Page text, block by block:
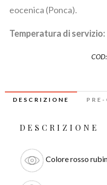
eocenica (Ponca).
Temperatura di servizio:
DESCRIZIONE
DESCRIZIONE
Colore rosso